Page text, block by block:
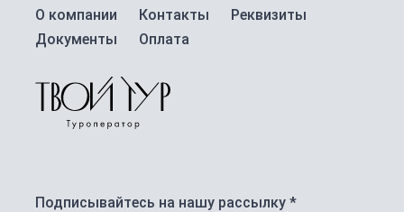
Подписывайтесь на нашу рассылку *
О компании Контакты
Реквизиты
Документы
Оплата